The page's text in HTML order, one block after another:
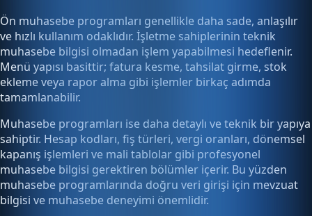
Ön muhasebe programları genellikle daha sade, anlaşılır
ve hızlı kullanım odaklıdır. İşletme sahiplerinin teknik
muhasebe bilgisi olmadan işlem yapabilmesi hedeflenir.
Menü yapısı basittir; fatura kesme, tahsilat girme, stok
ekleme veya rapor alma gibi işlemler birkaç adımda
tamamlanabilir.
Muhasebe programları ise daha detaylı ve teknik bir yapıya
sahiptir. Hesap kodları, fiş türleri, vergi oranları, dönemsel
kapanış işlemleri ve mali tablolar gibi profesyonel
muhasebe bilgisi gerektiren bölümler içerir. Bu yüzden
muhasebe programlarında doğru veri girişi için mevzuat
bilgisi ve muhasebe deneyimi önemlidir.